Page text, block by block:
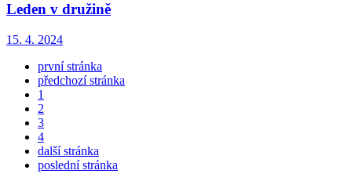
Leden v družině
15. 4. 2024
první stránka
předchozí stránka
1
2
3
4
další stránka
poslední stránka